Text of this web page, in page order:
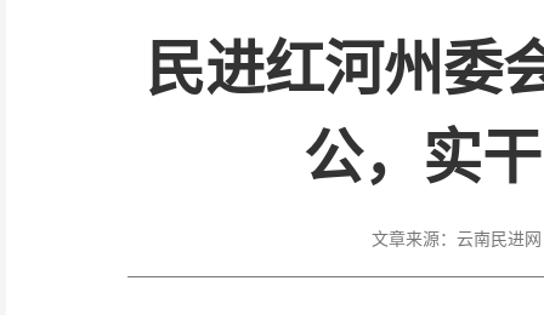
民进红河州委
公，实
文章来源： 云南民进网